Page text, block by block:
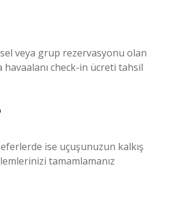
veya grup rezervasyonu olan
havaalanı check-in ücreti tahsil
ise uçuşunuzun kalkış
tamamlamanız